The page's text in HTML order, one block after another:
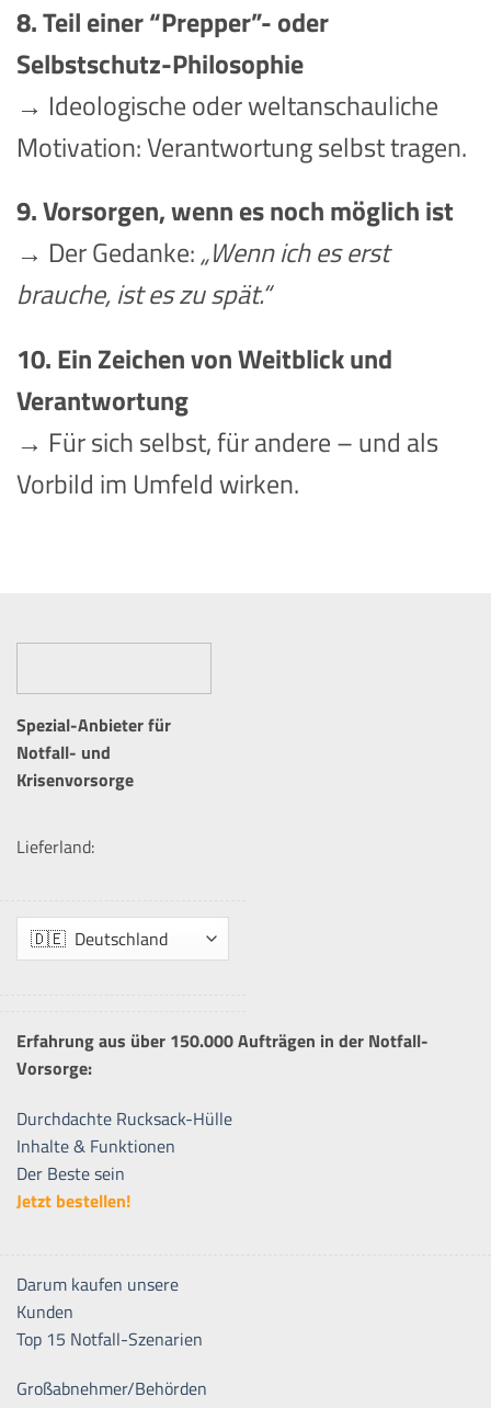
8. Teil einer “Prepper”- oder
Selbstschutz-Philosophie
→ Ideologische oder weltanschauliche
Motivation: Verantwortung selbst tragen.
9. Vorsorgen, wenn es noch möglich ist
→ Der Gedanke:„Wenn ich es erst
brauche, ist es zu spät.“
10. Ein Zeichen von Weitblick und
Verantwortung
→ Für sich selbst, für andere – und als
Vorbild im Umfeld wirken.
Spezial-Anbieter für
Notfall- und
Krisenvorsorge
Lieferland:
Erfahrung aus über 150.000 Aufträgen in der Notfall-
Vorsorge:
Durchdachte Rucksack-Hülle
Inhalte & Funktionen
Der Beste sein
Jetzt bestellen!
Darum kaufen unsere
Kunden
Top 15 Notfall-Szenarien
Großabnehmer/Behörden